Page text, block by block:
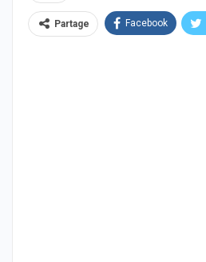
Partage Facebook